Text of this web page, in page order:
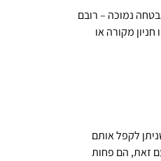
נמוכה – רובם
מקורה או
לקפל אותם
זאת, הם פחות